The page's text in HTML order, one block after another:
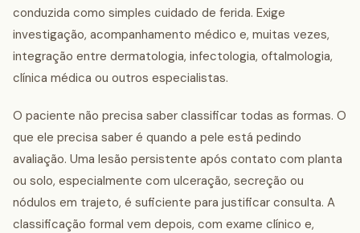
conduzida como simples cuidado de ferida. Exige
investigação, acompanhamento médico e, muitas vezes,
integração entre dermatologia, infectologia, oftalmologia,
clínica médica ou outros especialistas.
O paciente não precisa saber classificar todas as formas. O
que ele precisa saber é quando a pele está pedindo
avaliação. Uma lesão persistente após contato com planta
ou solo, especialmente com ulceração, secreção ou
nódulos em trajeto, é suficiente para justificar consulta. A
classificação formal vem depois, com exame clínico e,